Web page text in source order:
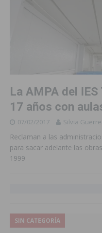
La AMPA del
17 años con
07/02/2017 Silvia
Reclaman a las
para sacar adelante las
1999
SIN CATEGORÍA